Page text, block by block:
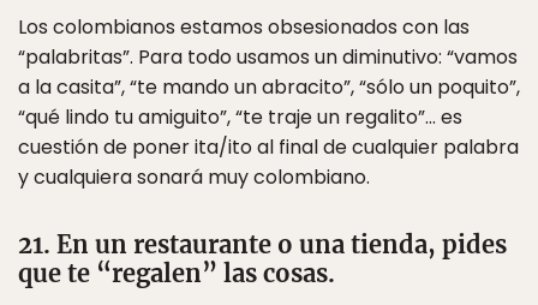
Los colombianos estamos obsesionados con las
“palabritas”. Para todo usamos un diminutivo: “vamos
a la casita”, “te mando un abracito”, “sólo un poquito”,
“qué lindo tu amiguito”, “te traje un regalito”… es
cuestión de poner ita/ito al final de cualquier palabra
y cualquiera sonará muy colombiano.
21. En un restaurante o una tienda, pides
que te “regalen” las cosas.